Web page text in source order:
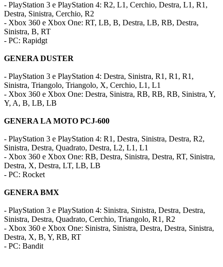
- PlayStation 3 e PlayStation 4: R2, L1, Cerchio, Destra, L1, R1,
Destra, Sinistra, Cerchio, R2
- Xbox 360 e Xbox One: RT, LB, B, Destra, LB, RB, Destra,
Sinistra, B, RT
- PC: Rapidgt
GENERA DUSTER
- PlayStation 3 e PlayStation 4: Destra, Sinistra, R1, R1, R1,
Sinistra, Triangolo, Triangolo, X, Cerchio, L1, L1
- Xbox 360 e Xbox One: Destra, Sinistra, RB, RB, RB, Sinistra, Y,
Y, A, B, LB, LB
GENERA LA MOTO PCJ-600
- PlayStation 3 e PlayStation 4: R1, Destra, Sinistra, Destra, R2,
Sinistra, Destra, Quadrato, Destra, L2, L1, L1
- Xbox 360 e Xbox One: RB, Destra, Sinistra, Destra, RT, Sinistra,
Destra, X, Destra, LT, LB, LB
- PC: Rocket
GENERA BMX
- PlayStation 3 e PlayStation 4: Sinistra, Sinistra, Destra, Destra,
Sinistra, Destra, Quadrato, Cerchio, Triangolo, R1, R2
- Xbox 360 e Xbox One: Sinistra, Sinistra, Destra, Destra, Sinistra,
Destra, X, B, Y, RB, RT
- PC: Bandit